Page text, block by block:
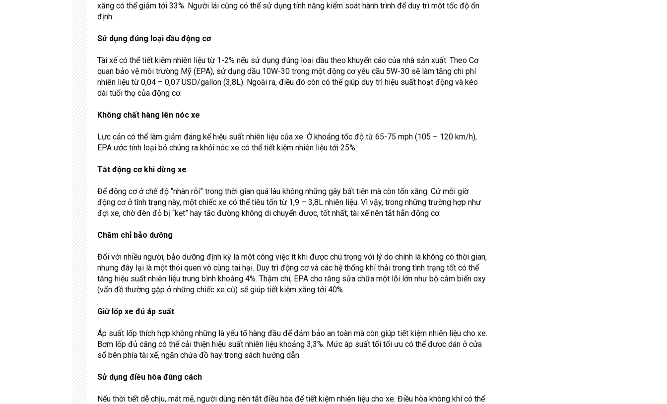
xăng có thể giảm tới 33%. Người lái cũng có thể sử dụng tính năng kiểm soát hành trình để duy trì một tốc độ ổn
định.
Sử dụng đúng loại dầu động cơ
Tài xế có thể tiết kiệm nhiên liệu từ 1-2% nếu sử dụng đúng loại dầu theo khuyến cáo của nhà sản xuất. Theo Cơ
quan bảo vệ môi trường Mỹ (EPA), sử dụng dầu 10W-30 trong một động cơ yêu cầu 5W-30 sẽ làm tăng chi phí
nhiên liệu từ 0,04 – 0,07 USD/gallon (3,8L). Ngoài ra, điều đó còn có thể giúp duy trì hiệu suất hoạt động và kéo
dài tuổi thọ của động cơ.
Không chất hàng lên nóc xe
Lực cản có thể làm giảm đáng kể hiệu suất nhiên liệu của xe. Ở khoảng tốc độ từ 65-75 mph (105 – 120 km/h),
EPA ước tính loại bỏ chúng ra khỏi nóc xe có thể tiết kiệm nhiên liệu tới 25%.
Tắt động cơ khi dừng xe
Để động cơ ở chế độ “nhàn rỗi” trong thời gian quá lâu không những gây bất tiện mà còn tốn xăng. Cứ mỗi giờ
động cơ ở tình trạng này, một chiếc xe có thể tiêu tốn từ 1,9 – 3,8L nhiên liệu. Vì vậy, trong những trường hợp như
đợi xe, chờ đèn đỏ bị “kẹt” hay tắc đường không di chuyển được, tốt nhất, tài xế nên tắt hẳn động cơ.
Chăm chỉ bảo dưỡng
Đối với nhiều người, bảo dưỡng định kỳ là một công việc ít khi được chú trọng với lý do chính là không có thời gian,
nhưng đây lại là một thói quen vô cùng tai hại. Duy trì động cơ và các hệ thống khí thải trong tình trạng tốt có thể
tăng hiệu suất nhiên liệu trung bình khoảng 4%. Thậm chí, EPA cho rằng sửa chữa một lỗi lớn như bộ cảm biến oxy
(vấn đề thường gặp ở những chiếc xe cũ) sẽ giúp tiết kiệm xăng tới 40%.
Giữ lốp xe đủ áp suất
Áp suất lốp thích hợp không những là yếu tố hàng đầu để đảm bảo an toàn mà còn giúp tiết kiệm nhiên liệu cho xe.
Bơm lốp đủ căng có thể cải thiện hiệu suất nhiên liệu khoảng 3,3%. Mức áp suất tối tối ưu có thể được dán ở cửa
sổ bên phía tài xế, ngăn chứa đồ hay trong sách hướng dẫn.
Sử dụng điều hòa đúng cách
Nếu thời tiết dễ chịu, mát mẻ, người dùng nên tắt điều hòa để tiết kiệm nhiên liệu cho xe. Điều hòa không khí có thể